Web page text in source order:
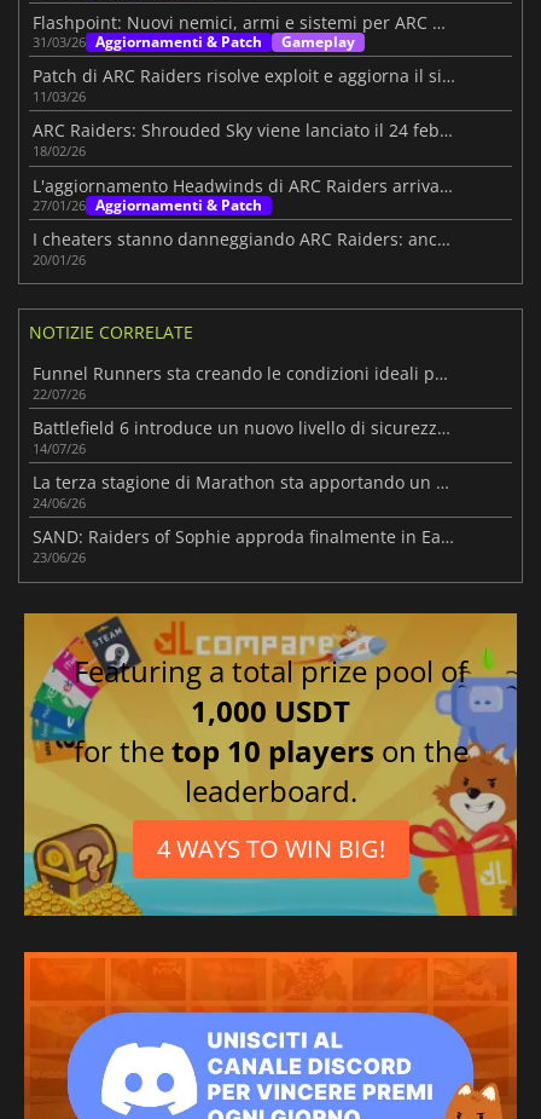
Flashpoint: Nuovi nemici, armi e sistemi per ARC Raider
31/03/26 Aggiornamenti & Patch Gameplay
Patch di ARC Raiders risolve exploit e aggiorna il sistema di loot
11/03/26
ARC Raiders: Shrouded Sky viene lanciato il 24 febbraio
18/02/26
L'aggiornamento Headwinds di ARC Raiders arriva oggi
27/01/26 Aggiornamenti & Patch
I cheaters stanno danneggiando ARC Raiders: anche i top streamer sono stufi
20/01/26
NOTIZIE CORRELATE
Funnel Runners sta creando le condizioni ideali per il successo
22/07/26
Battlefield 6 introduce un nuovo livello di sicurezza per contrastare i cheater su PC
14/07/26
La terza stagione di Marathon sta apportando un notevole miglioramento a Perimeter
24/06/26
SAND: Raiders of Sophie approda finalmente in Early Access
23/06/26
Featuring a total prize pool of
1,000 USDT
for thetop 10 players on the
leaderboard.
4 WAYS TO WIN BIG!